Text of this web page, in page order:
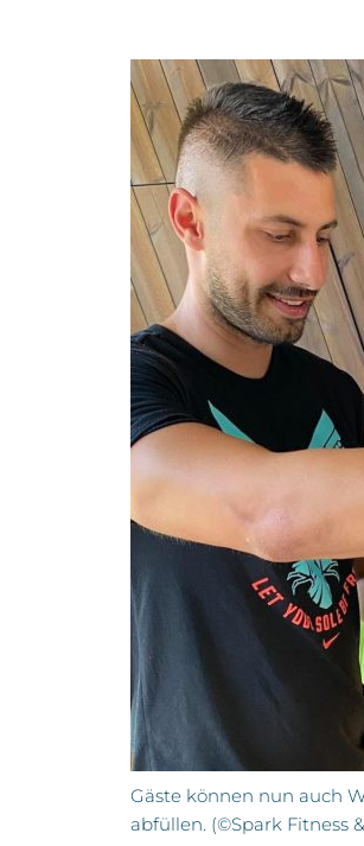
Gäste können nun auch
abfüllen. (©Spark Fitness